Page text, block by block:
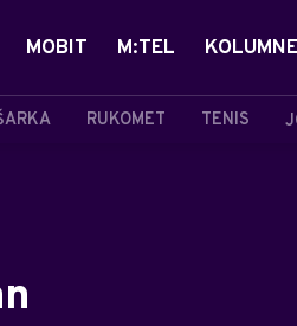
RUKOMET TENIS
MOBIT M:TEL KOLUMNE